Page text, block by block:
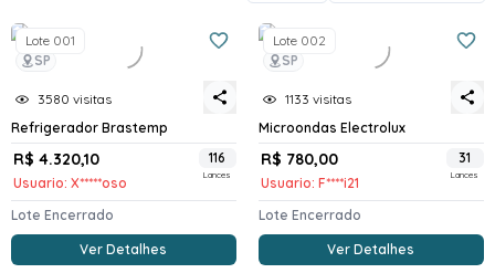
SP
Lote 001
3580 visitas
Refrigerador Brastemp
R$ 4.320,10
Usuario: X*****oso
116
Lances
Lote Encerrado
Ver Detalhes
SP
Lote 002
1133 visitas
Microondas Electrolux
R$ 780,00
Usuario: F****i21
31
Lances
Lote Encerrado
Ver Detalhes